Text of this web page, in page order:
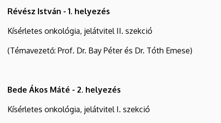
Révész István - 1. helyezés
Kísérletes onkológia, jelátvitel II. szekció
(Témavezető: Prof. Dr. Bay Péter és Dr. Tóth Emese)
Bede Ákos Máté - 2. helyezés
Kísérletes onkológia, jelátvitel I. szekció